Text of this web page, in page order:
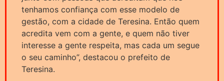
tenhamos confiança com esse modelo de
gestão, com a cidade de Teresina. Então quem
acredita vem com a gente, e quem não tiver
interesse a gente respeita, mas cada um segue
o seu caminho”, destacou o prefeito de
Teresina.